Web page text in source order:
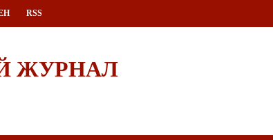
RSS
ЖУРНАЛ